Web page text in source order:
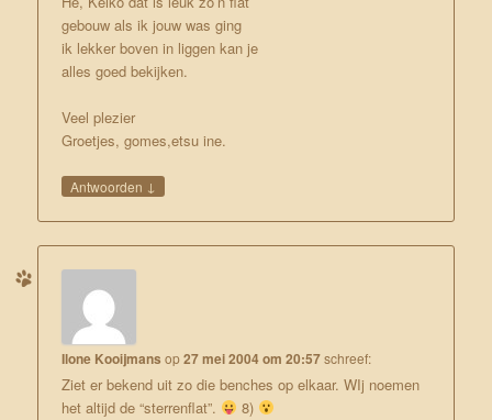
gebouw als ik jouw was ging
ik lekker boven in liggen kan je
alles goed bekijken.
Veel plezier
Groetjes, gomes,etsu ine.
Antwoorden ↓
Ilone Kooijmans op27 mei 2004 om 20:57schreef:
Ziet er bekend uit zo die benches op elkaar. WIj noemen
het altijd de “sterrenflat”.
8)